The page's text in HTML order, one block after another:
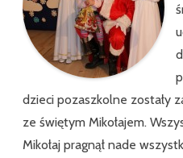
dzieci pozaszkolne zostały
ze świętym Mikołajem.
Mikołaj pragnął nade